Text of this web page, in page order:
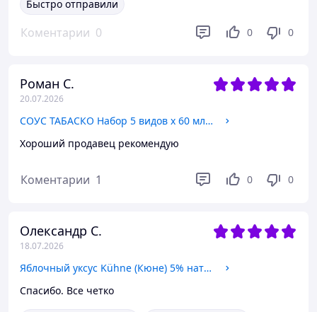
Быстро отправили
Коментарии 0 0 0
Роман С.
20.07.2026
СОУС ТАБАСКО Набор 5 видов х 60 мл (Original, Scorpion, Habanero, Green, Chipotle) | FlavorSet
Хороший продавец рекомендую
Коментарии 1 0 0
Олександр С.
18.07.2026
Яблочный уксус Kühne (Кюне) 5% натуральный 750 мл
Спасибо. Все четко